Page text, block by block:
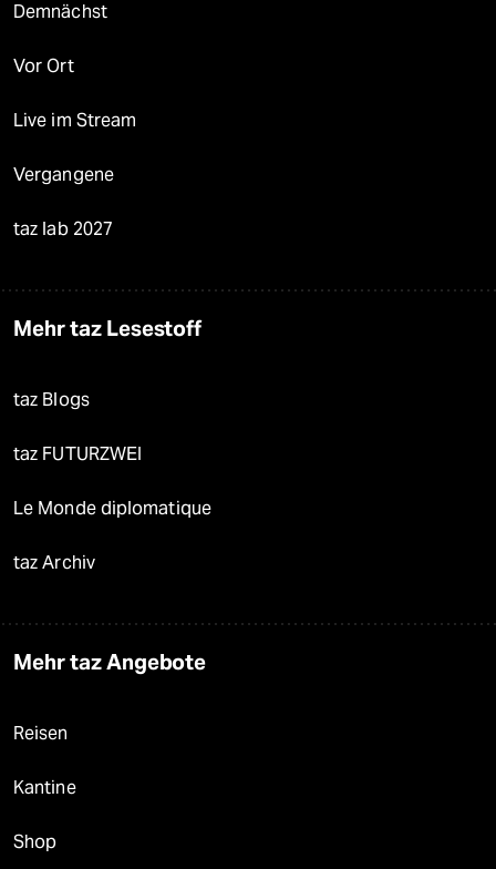
Demnächst
Vor Ort
Live im Stream
Vergangene
taz lab 2027
Mehr taz Lesestoff
taz Blogs
taz FUTURZWEI
Le Monde diplomatique
taz Archiv
Mehr taz Angebote
Reisen
Kantine
Shop